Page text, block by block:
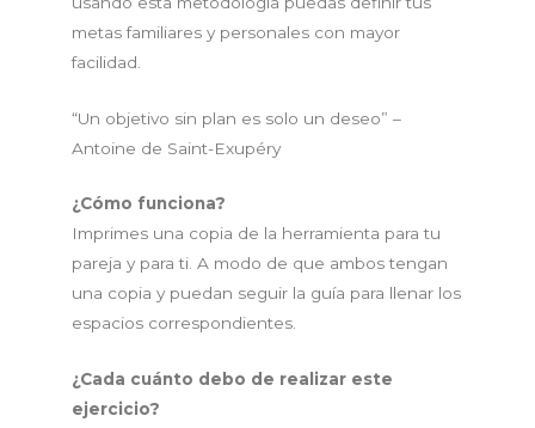
metas familiares y personales con mayor
facilidad.
“Un objetivo sin plan es solo un deseo” –
Antoine de Saint-Exupéry
¿Cómo funciona?
Imprimes una copia de la herramienta para tu
pareja y para ti. A modo de que ambos tengan
una copia y puedan seguir la guía para llenar los
espacios correspondientes.
¿Cada cuánto debo de realizar este
ejercicio?